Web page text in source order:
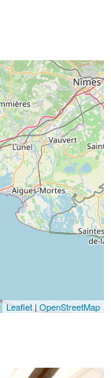
Leaflet |OpenStreetMap